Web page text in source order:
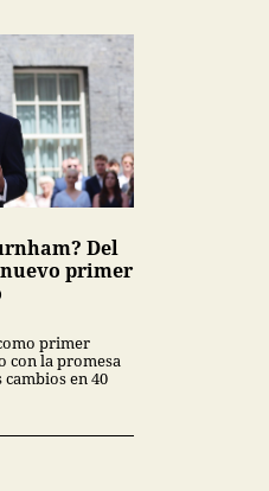
Del
primer
primer
con la promesa
en 40